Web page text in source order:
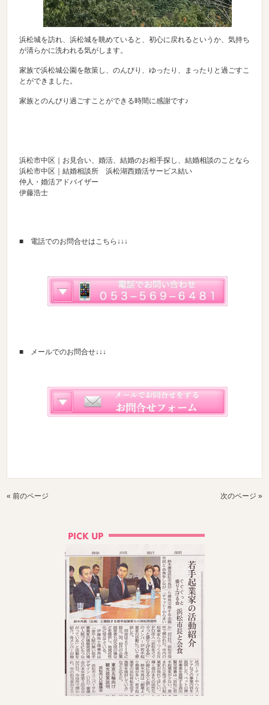
浜松城を訪れ、浜松城を眺めていると、初心に戻れるというか、気持ち
が清らかに洗われる気がします。
家族で浜松城公園を散策し、のんびり、ゆったり、まったりと過ごすこ
とができました。
家族とのんびり過ごすことができる時間に感謝です♪
浜松市中区｜お見合い、婚活、結婚のお相手探し、結婚相談のことなら
浜松市中区｜結婚相談所 浜松湖西婚活サービス結い
仲人・婚活アドバイザー
伊藤浩士
■ 電話でのお問合せはこちら↓↓↓
■ メールでのお問合せ↓↓↓
« 前のページ 次のページ »